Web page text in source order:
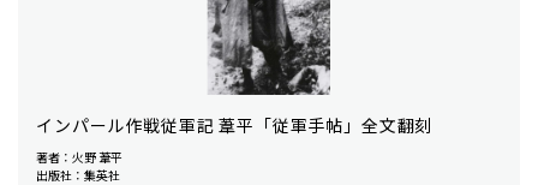
インパール作戦従軍記 葦平「従軍手帖」全文翻刻
著者：火野 葦平
出版社：集英社